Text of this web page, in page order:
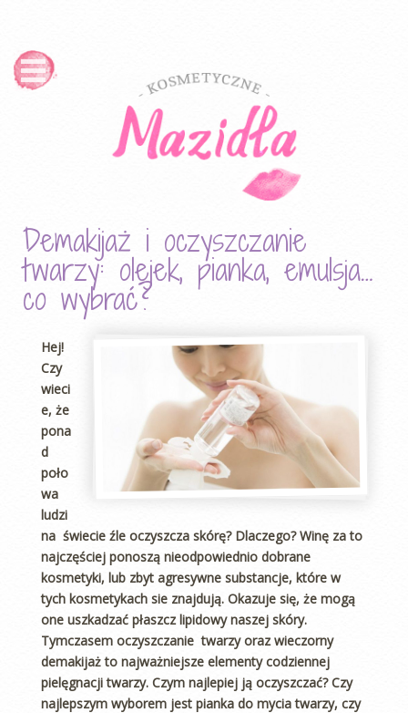
Demakijaż i oczyszczanie
twarzy: olejek, pianka, emulsja…
co wybrać?
Hej!
Czy
wieci
e, że
pona
d
poło
wa
ludzi
na świecie źle oczyszcza skórę? Dlaczego? Winę za to
najczęściej ponoszą nieodpowiednio dobrane
kosmetyki, lub zbyt agresywne substancje, które w
tych kosmetykach sie znajdują. Okazuje się, że mogą
one uszkadzać płaszcz lipidowy naszej skóry.
Tymczasem oczyszczanie twarzy oraz wieczorny
demakijaż to najważniejsze elementy codziennej
pielęgnacji twarzy. Czym najlepiej ją oczyszczać? Czy
najlepszym wyborem jest pianka do mycia twarzy, czy